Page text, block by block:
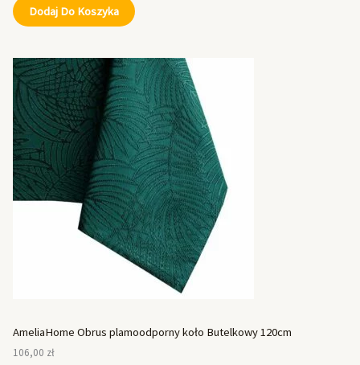
Dodaj Do Koszyka
AmeliaHome Obrus plamoodporny koło Butelkowy 120cm
106,00 zł